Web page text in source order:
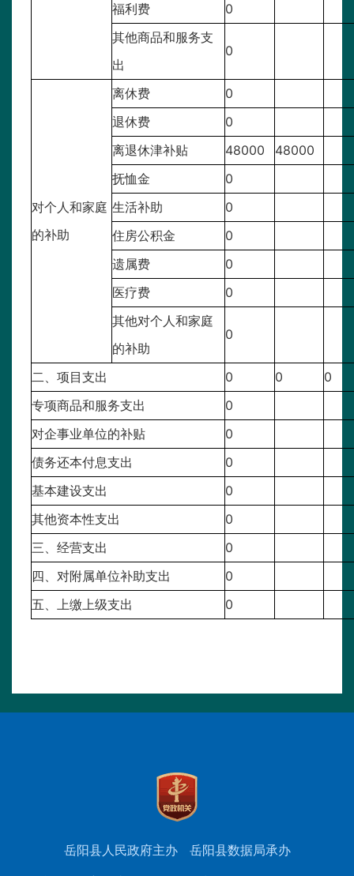
福利费
0
其他商品和服务支
出
0
对个人和家庭
的补助
离休费
0
退休费
0
离退休津补贴
48000
48000
抚恤金
0
生活补助
0
住房公积金
0
遗属费
0
医疗费
0
其他对个人和家庭
的补助
0
二、项目支出 0 0
0
专项商品和服务支出
0
对企事业单位的补贴
0
债务还本付息支出
0
基本建设支出
0
其他资本性支出
0
三、经营支出
0
四、对附属单位补助支出
0
五、上缴上级支出
0
岳阳县人民政府主办
岳阳县数据局承办